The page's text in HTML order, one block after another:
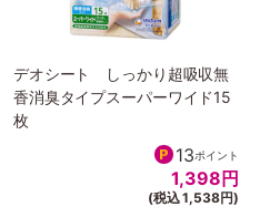
デオシート しっかり超吸収無
香消臭タイプスーパーワイド15
枚
13ポイント
1,398 円
(税込 1,538円)